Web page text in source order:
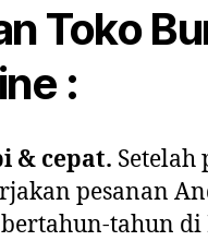
Toko
:
& cepat. Setelah
pesanan
tahun di